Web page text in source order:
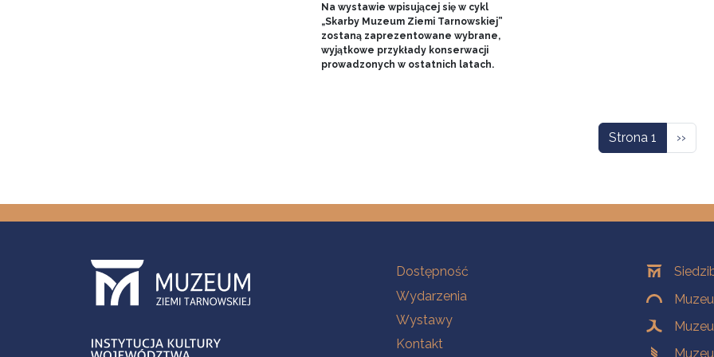
Na wystawie wpisującej się w cykl
„Skarby Muzeum Ziemi Tarnowskiej”
zostaną zaprezentowane wybrane,
wyjątkowe przykłady konserwacji
prowadzonych w ostatnich latach.
Strona 1 ››
Na skróty
Dostępność
Wydarzenia
Wystawy
Kontakt
Oddziały